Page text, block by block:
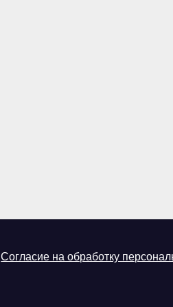
Согласие на обработку